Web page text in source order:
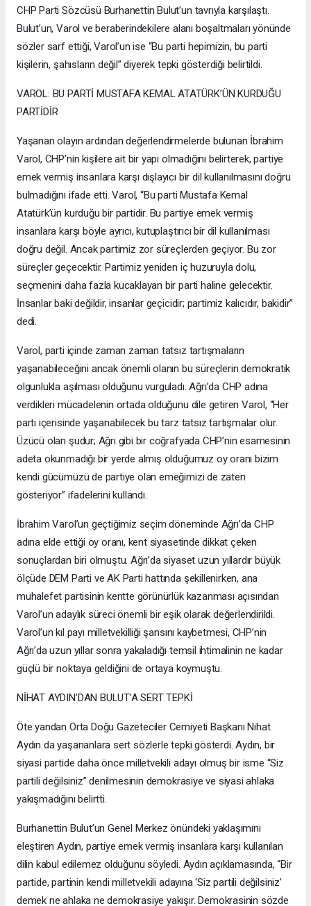
CHP Parti Sözcüsü Burhanettin Bulut’un tavrıyla karşılaştı.
Bulut’un, Varol ve beraberindekilere alanı boşaltmaları yönünde
sözler sarf ettiği, Varol’un ise “Bu parti hepimizin, bu parti
kişilerin, şahısların değil” diyerek tepki gösterdiği belirtildi.
VAROL: BU PARTİ MUSTAFA KEMAL ATATÜRK’ÜN KURDUĞU
PARTİDİR
Yaşanan olayın ardından değerlendirmelerde bulunan İbrahim
Varol, CHP’nin kişilere ait bir yapı olmadığını belirterek, partiye
emek vermiş insanlara karşı dışlayıcı bir dil kullanılmasını doğru
bulmadığını ifade etti. Varol, “Bu parti Mustafa Kemal
Atatürk’ün kurduğu bir partidir. Bu partiye emek vermiş
insanlara karşı böyle ayrıcı, kutuplaştırıcı bir dil kullanılması
doğru değil. Ancak partimiz zor süreçlerden geçiyor. Bu zor
süreçler geçecektir. Partimiz yeniden iç huzuruyla dolu,
seçmenini daha fazla kucaklayan bir parti haline gelecektir.
İnsanlar baki değildir, insanlar geçicidir; partimiz kalıcıdır, bakidir”
dedi.
Varol, parti içinde zaman zaman tatsız tartışmaların
yaşanabileceğini ancak önemli olanın bu süreçlerin demokratik
olgunlukla aşılması olduğunu vurguladı. Ağrı’da CHP adına
verdikleri mücadelenin ortada olduğunu dile getiren Varol, “Her
parti içerisinde yaşanabilecek bu tarz tatsız tartışmalar olur.
Üzücü olan şudur; Ağrı gibi bir coğrafyada CHP’nin esamesinin
adeta okunmadığı bir yerde almış olduğumuz oy oranı bizim
kendi gücümüzü de partiye olan emeğimizi de zaten
gösteriyor” ifadelerini kullandı.
İbrahim Varol’un geçtiğimiz seçim döneminde Ağrı’da CHP
adına elde ettiği oy oranı, kent siyasetinde dikkat çeken
sonuçlardan biri olmuştu. Ağrı’da siyaset uzun yıllardır büyük
ölçüde DEM Parti ve AK Parti hattında şekillenirken, ana
muhalefet partisinin kentte görünürlük kazanması açısından
Varol’un adaylık süreci önemli bir eşik olarak değerlendirildi.
Varol’un kıl payı milletvekilliği şansını kaybetmesi, CHP’nin
Ağrı’da uzun yıllar sonra yakaladığı temsil ihtimalinin ne kadar
güçlü bir noktaya geldiğini de ortaya koymuştu.
NİHAT AYDIN’DAN BULUT’A SERT TEPKİ
Öte yandan Orta Doğu Gazeteciler Cemiyeti Başkanı Nihat
Aydın da yaşananlara sert sözlerle tepki gösterdi. Aydın, bir
siyasi partide daha önce milletvekili adayı olmuş bir isme “Siz
partili değilsiniz” denilmesinin demokrasiye ve siyasi ahlaka
yakışmadığını belirtti.
Burhanettin Bulut’un Genel Merkez önündeki yaklaşımını
eleştiren Aydın, partiye emek vermiş insanlara karşı kullanılan
dilin kabul edilemez olduğunu söyledi. Aydın açıklamasında, “Bir
partide, partinin kendi milletvekili adayına ‘Siz partili değilsiniz’
demek ne ahlaka ne demokrasiye yakışır. Demokrasinin sözde